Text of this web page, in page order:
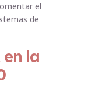
el
de
en la